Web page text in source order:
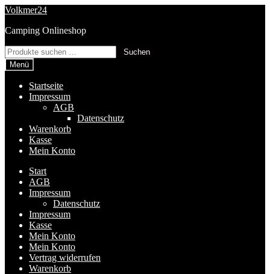
Zur
springen
Zum
springen
Volkmer24
Camping Onlineshop
Suchen
nach:
Suchen
Menü
Startseite
Impressum
AGB
Datenschutz
Warenkorb
Kasse
Mein Konto
Start
AGB
Impressum
Datenschutz
Impressum
Kasse
Mein Konto
Mein Konto
Vertrag widerrufen
Warenkorb